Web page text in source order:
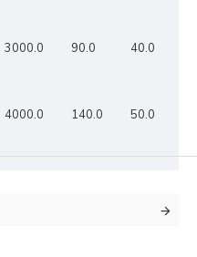
3000.0 90.0 40.0
4000.0 140.0 50.0